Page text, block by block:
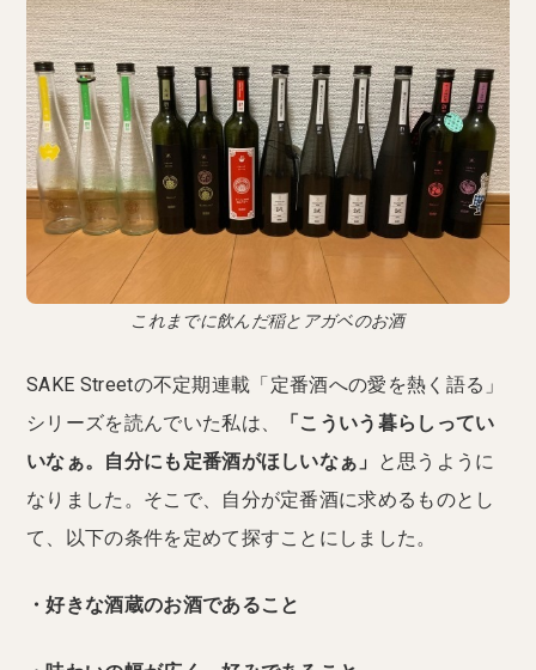
これまでに飲んだ稲とアガベのお酒
SAKE Streetの不定期連載「定番酒への愛を熱く語る」
シリーズを読んでいた私は、
「こういう暮らしってい
いなぁ。自分にも定番酒がほしいなぁ」
と思うように
なりました。そこで、自分が定番酒に求めるものとし
て、以下の条件を定めて探すことにしました。
・好きな酒蔵のお酒であること